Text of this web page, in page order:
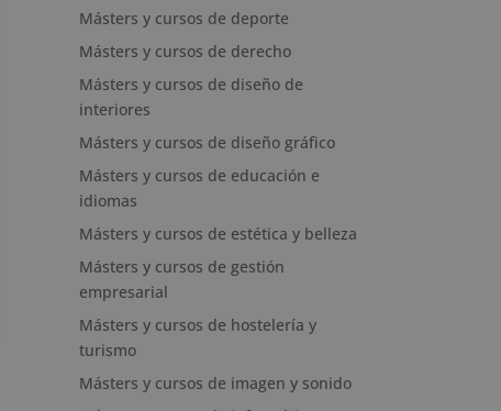
Másters y cursos de deporte
Másters y cursos de derecho
Másters y cursos de diseño de
interiores
Másters y cursos de diseño gráfico
Másters y cursos de educación e
idiomas
Másters y cursos de estética y belleza
Másters y cursos de gestión
empresarial
Másters y cursos de hostelería y
turismo
Másters y cursos de imagen y sonido